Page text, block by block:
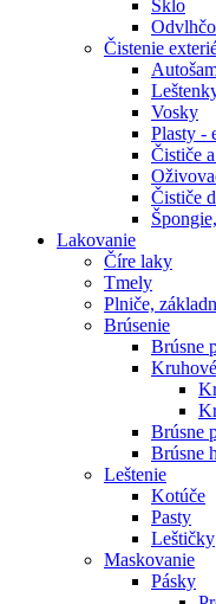
Sklo
Čistenie
Vosky
Plasty -
Čističe
Čističe
Lakovanie
Číre laky
Tmely
Plniče,
Brúsenie
Brúsne
Brúsne
Brúsne
Leštenie
Kotúče
Pasty
Leštičky
Maskovanie
Pásky